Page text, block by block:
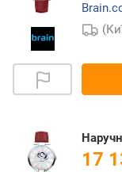
17